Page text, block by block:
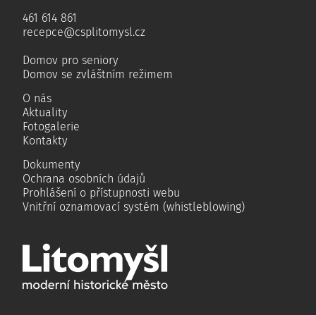
461 614 861
recepce@csplitomysl.cz
Domov pro seniory
Domov se zvláštním režimem
O nás
Aktuality
Fotogalerie
Kontakty
Dokumenty
Ochrana osobních údajů
Prohlášení o přístupnosti webu
Vnitřní oznamovací systém (whistleblowing)